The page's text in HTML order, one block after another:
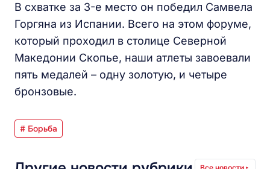
В схватке за 3-е место он победил Самвела
Горгяна из Испании. Всего на этом форуме,
который проходил в столице Северной
Македонии Скопье, наши атлеты завоевали
пять медалей – одну золотую, и четыре
бронзовые.
# Борьба